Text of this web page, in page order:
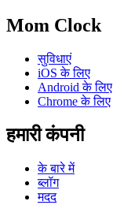
Mom Clock
सुविधाएं
iOS के लिए
Android के लिए
Chrome के लिए
हमारी कंपनी
के बारे में
ब्लॉग
मदद